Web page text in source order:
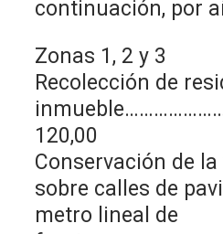
continuación, por
Zonas 1, 2 y 3
Recolección de
120,00
Conservación de
sobre calles de
metro lineal de